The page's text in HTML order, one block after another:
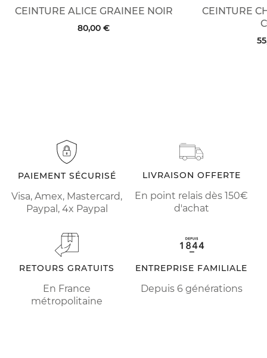
CEINTURE ALICE GRAINEE NOIR
80,00 €
CEINTURE
PAIEMENT SÉCURISÉ
Visa, Amex, Mastercard,
Paypal, 4x Paypal
LIVRAISON OFFERTE
En point relais dès 150€
d'achat
RETOURS GRATUITS
En France
métropolitaine
ENTREPRISE FAMILIALE
Depuis 6 générations